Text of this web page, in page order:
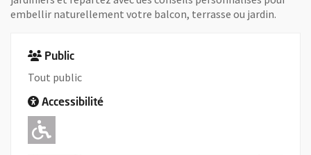
embellir naturellement votre balcon, terrasse ou jardin.
Public
Tout public
Accessibilité
Adapté pour l'handicap Moteur